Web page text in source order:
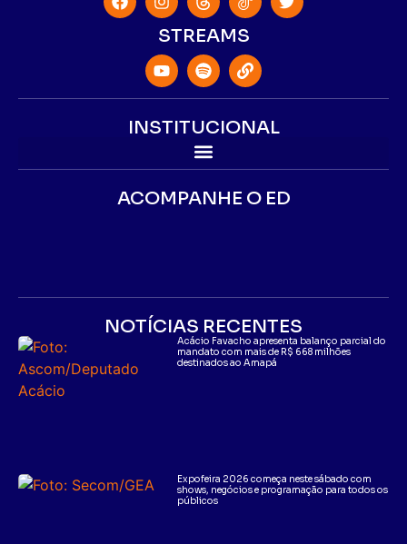
STREAMS
INSTITUCIONAL
ACOMPANHE O ED
NOTÍCIAS RECENTES
Acácio Favacho apresenta balanço parcial do
mandato com mais de R$ 668 milhões
destinados ao Amapá
Expofeira 2026 começa neste sábado com
shows, negócios e programação para todos os
públicos